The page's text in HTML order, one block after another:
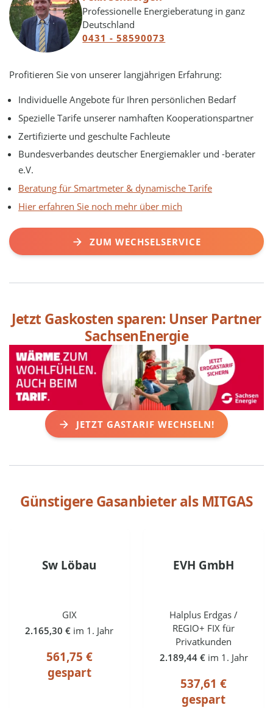
Professionelle Energieberatung in ganz
Deutschland
0431 - 58590073
Profitieren Sie von unserer langjährigen Erfahrung:
Individuelle Angebote für Ihren persönlichen Bedarf
Spezielle Tarife unserer namhaften Kooperationspartner
Zertifizierte und geschulte Fachleute
Bundesverbandes deutscher Energiemakler und -berater
e.V.
Beratung für Smartmeter & dynamische Tarife
Hier erfahren Sie noch mehr über mich
ZUM WECHSELSERVICE
Jetzt Gaskosten sparen: Unser Partner
SachsenEnergie
JETZT GASTARIF WECHSELN!
Günstigere Gasanbieter als MITGAS
Sw Löbau
GIX
2.165,30 € im 1. Jahr
561,75 €
gespart
EVH GmbH
Halplus Erdgas /
REGIO+ FIX für
Privatkunden
2.189,44 € im 1. Jahr
537,61 €
gespart